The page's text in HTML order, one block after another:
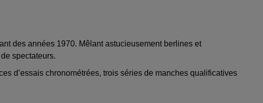
des années 1970. Mêlant astucieusement berlines et
spectateurs.​
d’essais chronométrées, trois séries de manches qualificatives